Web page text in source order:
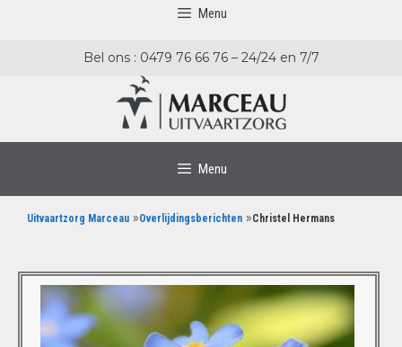
Menu
Bel ons : 0479 76 66 76 – 24/24 en 7/7
Menu
Uitvaartzorg Marceau »Overlijdingsberichten »Christel Hermans